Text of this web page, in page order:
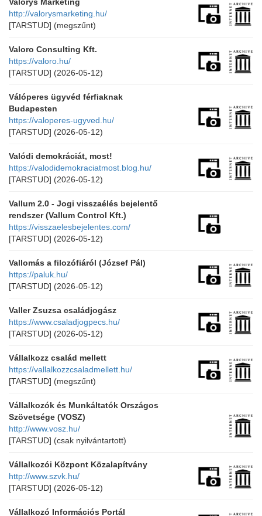
http://valorysmarketing.hu/
[TARSTUD] (megszűnt)
Valoro Consulting Kft.
https://valoro.hu/
[TARSTUD] (2026-05-12)
Válóperes ügyvéd férfiaknak
Budapesten
https://valoperes-ugyved.hu/
[TARSTUD] (2026-05-12)
Valódi demokráciát, most!
https://valodidemokraciatmost.blog.hu/
[TARSTUD] (2026-05-12)
Vallum 2.0 - Jogi visszaélés bejelentő
rendszer (Vallum Control Kft.)
https://visszaelesbejelentes.com/
[TARSTUD] (2026-05-12)
Vallomás a filozófiáról (József Pál)
https://paluk.hu/
[TARSTUD] (2026-05-12)
Valler Zsuzsa családjogász
https://www.csaladjogpecs.hu/
[TARSTUD] (2026-05-12)
Vállalkozz család mellett
https://vallalkozzcsaladmellett.hu/
[TARSTUD] (megszűnt)
Vállalkozók és Munkáltatók Országos
Szövetsége (VOSZ)
http://www.vosz.hu/
[TARSTUD] (csak nyilvántartott)
Vállalkozói Központ Közalapítvány
http://www.szvk.hu/
[TARSTUD] (2026-05-12)
Vállalkozó Információs Portál